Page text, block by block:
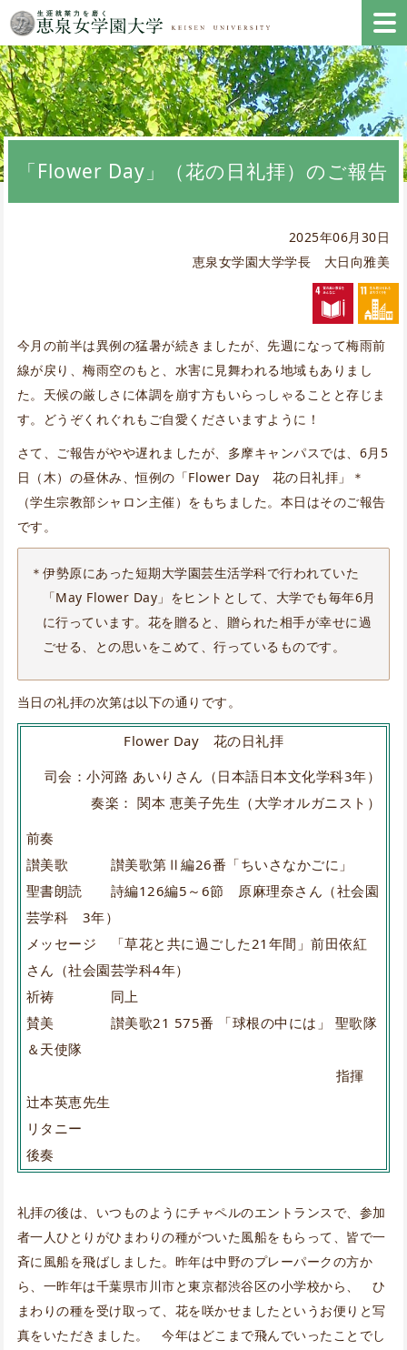
「Flower Day」（花の日礼拝）のご報告
2025年06月30日
恵泉女学園大学学長 大日向雅美
今月の前半は異例の猛暑が続きましたが、先週になって梅雨前
線が戻り、梅雨空のもと、水害に見舞われる地域もありまし
た。天候の厳しさに体調を崩す方もいらっしゃることと存じま
す。どうぞくれぐれもご自愛くださいますように！
さて、ご報告がやや遅れましたが、多摩キャンパスでは、6月5
日（木）の昼休み、恒例の「Flower Day 花の日礼拝」＊
（学生宗教部シャロン主催）をもちました。本日はそのご報告
です。
＊伊勢原にあった短期大学園芸生活学科で行われていた
「May Flower Day」をヒントとして、大学でも毎年6月
に行っています。花を贈ると、贈られた相手が幸せに過
ごせる、との思いをこめて、行っているものです。
当日の礼拝の次第は以下の通りです。
Flower Day 花の日礼拝
司会：小河路 あいりさん（日本語日本文化学科3年）
奏楽： 関本 恵美子先生（大学オルガニスト）
前奏
讃美歌 讃美歌第Ⅱ編26番「ちいさなかごに」
聖書朗読 詩編126編5～6節 原麻理奈さん（社会園
芸学科 3年）
メッセージ 「草花と共に過ごした21年間」前田依紅
さん（社会園芸学科4年）
祈祷 同上
賛美 讃美歌21 575番 「球根の中には」 聖歌隊
＆天使隊
指揮
辻本英恵先生
リタニー
後奏
礼拝の後は、いつものようにチャペルのエントランスで、参加
者一人ひとりがひまわりの種がついた風船をもらって、皆で一
斉に風船を飛ばしました。昨年は中野のプレーパークの方か
ら、一昨年は千葉県市川市と東京都渋谷区の小学校から、 ひ
まわりの種を受け取って、花を咲かせましたというお便りと写
真をいただきました。 今年はどこまで飛んでいったことでし